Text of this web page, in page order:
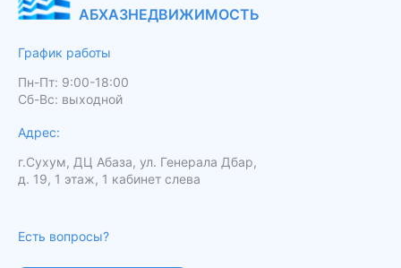
АБХАЗНЕДВИЖИМОСТЬ
График работы
Пн-Пт: 9:00-18:00
Сб-Вс: выходной
Адрес:
г.Сухум, ДЦ Абаза, ул. Генерала Дбар,
д. 19, 1 этаж, 1 кабинет слева
Есть вопросы?